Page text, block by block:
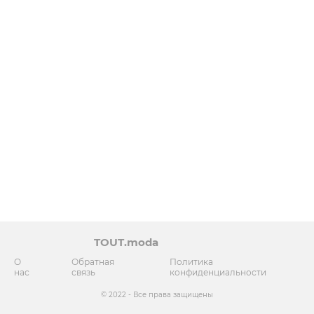
TOUT.moda
О
нас
Обратная
связь
Политика
конфиденциальности
© 2022 - Все права защищены